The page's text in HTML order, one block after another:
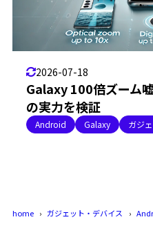
2026-07-18
Galaxy 100倍ズーム
の実力を検証
Android Galaxy ガジ
home ガジェット・デバイス